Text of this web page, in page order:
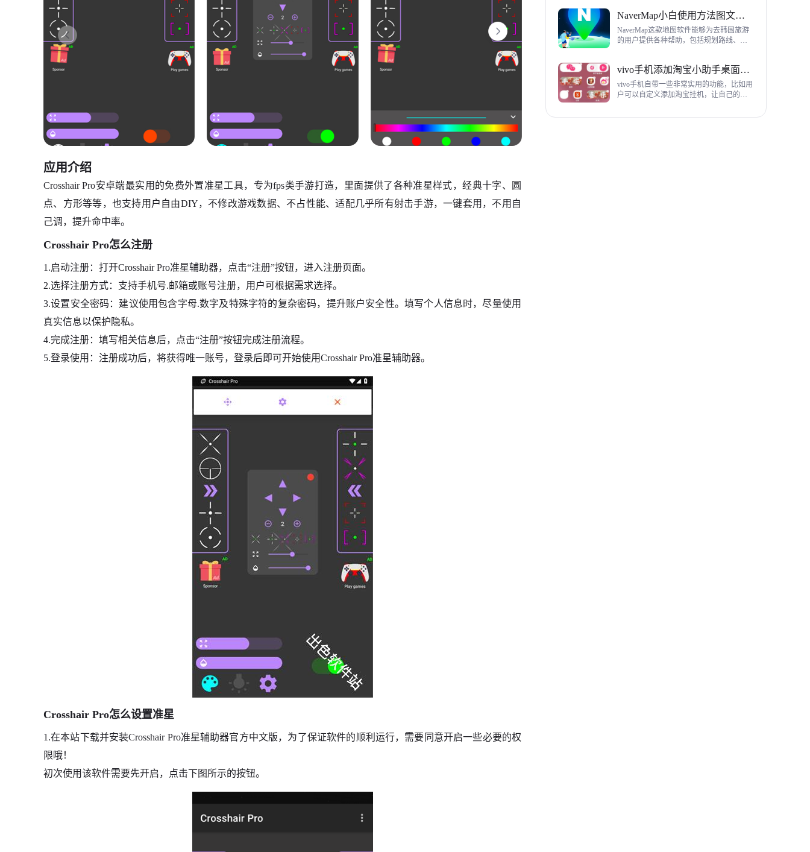
应用介绍
Crosshair Pro安卓端最实用的免费外置准星工具，专为fps类手游打造，里面提供了各种准星样式，经典十字、圆
点、方形等等，也支持用户自由DIY，不修改游戏数据、不占性能、适配几乎所有射击手游，一键套用，不用自
己调，提升命中率。
Crosshair Pro怎么注册
1.启动注册：打开Crosshair Pro准星辅助器，点击“注册”按钮，进入注册页面。
2.选择注册方式：支持手机号.邮箱或账号注册，用户可根据需求选择。
3.设置安全密码：建议使用包含字母.数字及特殊字符的复杂密码，提升账户安全性。填写个人信息时，尽量使用
真实信息以保护隐私。
4.完成注册：填写相关信息后，点击“注册”按钮完成注册流程。
5.登录使用：注册成功后，将获得唯一账号，登录后即可开始使用Crosshair Pro准星辅助器。
Crosshair Pro怎么设置准星
1.在本站下载并安装Crosshair Pro准星辅助器官方中文版，为了保证软件的顺利运行，需要同意开启一些必要的权
限哦！
初次使用该软件需要先开启，点击下图所示的按钮。
NaverMap小白使用方法图文教程
NaverMap这款地图软件能够为去韩国旅游
的用户提供各种帮助，包括规划路线、导
教程，希望对各位有帮助。
vivo手机添加淘宝小助手桌面挂件方法
vivo手机自带一些非常实用的功能，比如用
户可以自定义添加淘宝挂机，让自己的购
相当方便，下面为大家带来添加淘宝小助